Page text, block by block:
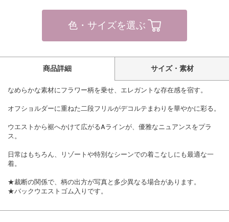
色・サイズを選ぶ
商品詳細 サイズ・素材
なめらかな素材にフラワー柄を乗せ、エレガントな存在感を宿す。
オフショルダーに重ねた二段フリルがデコルテまわりを華やかに彩る。
ウエストから裾へかけて広がるAラインが、優雅なニュアンスをプラ
ス。
日常はもちろん、リゾートや特別なシーンでの着こなしにも最適な一
着。
★裁断の関係で、柄の出方が写真と多少異なる場合があります。
★バックウエストゴム入りです。